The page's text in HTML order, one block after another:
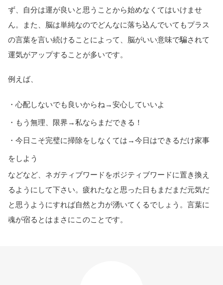
ず、自分は運が良いと思うことから始めなくてはいけませ
ん。また、脳は単純なのでどんなに落ち込んでいてもプラス
の言葉を言い続けることによって、脳がいい意味で騙されて
運気がアップすることが多いです。
例えば、
・心配しないでも良いからね→安心していいよ
・もう無理、限界→私ならまだできる！
・今日こそ完璧に掃除をしなくては→今日はできるだけ家事
をしよう
などなど、ネガティブワードをポジティブワードに置き換え
るようにして下さい。疲れたなと思った日もまだまだ元気だ
と思うようにすれば自然と力が湧いてくるでしょう。言葉に
魂が宿るとはまさにこのことです。